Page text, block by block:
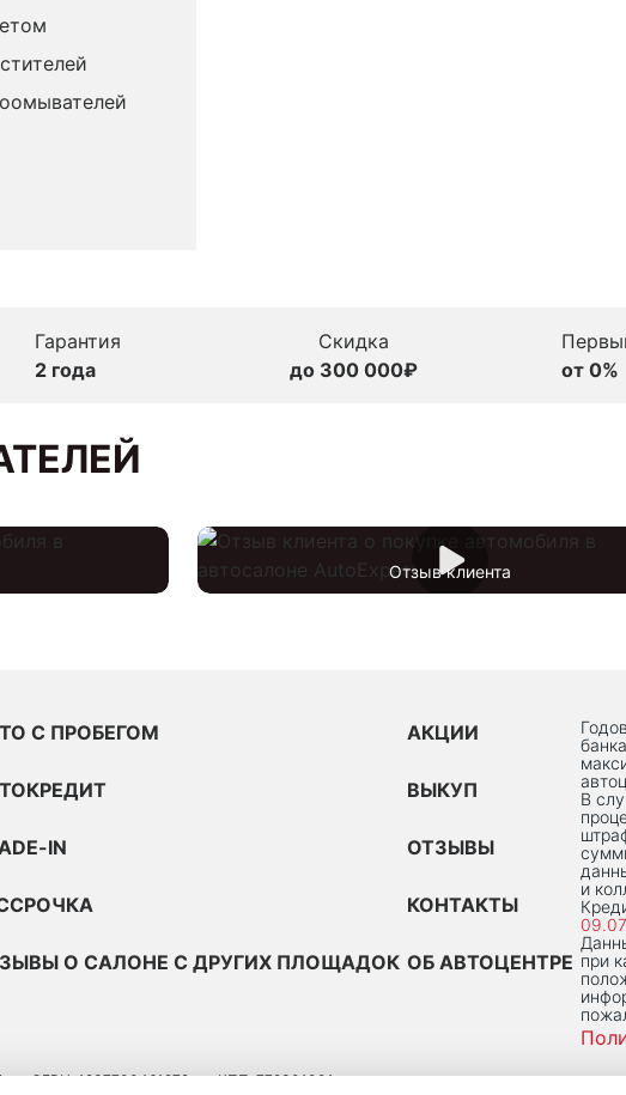
Гарантия
2 года
Скидка
до 300 000₽
от 0%
Отзыв клиента
С ПРОБЕГОМ
IN
О САЛОНЕ С ДРУГИХ ПЛОЩАДОК
АКЦИИ
ВЫКУП
ОТЗЫВЫ
КОНТАКТЫ
ОБ АВТОЦЕНТРЕ
В
и
при
ОГРН: 1237700461272 КПП: 772301001